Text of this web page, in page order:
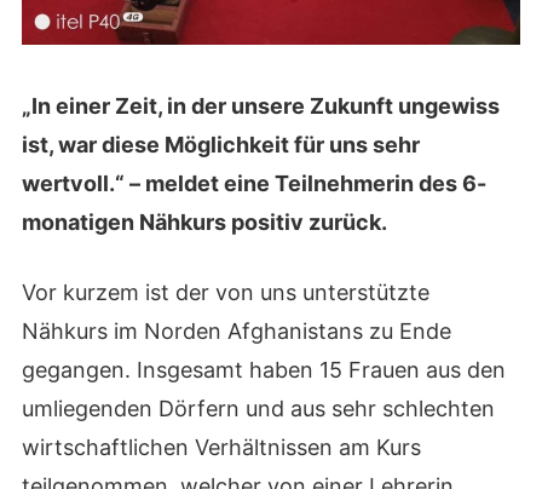
„In einer Zeit, in der unsere Zukunft ungewiss
ist, war diese Möglichkeit für uns sehr
wertvoll.“ – meldet eine Teilnehmerin des 6-
monatigen Nähkurs positiv zurück.
Vor kurzem ist der von uns unterstützte
Nähkurs im Norden Afghanistans zu Ende
gegangen. Insgesamt haben 15 Frauen aus den
umliegenden Dörfern und aus sehr schlechten
wirtschaftlichen Verhältnissen am Kurs